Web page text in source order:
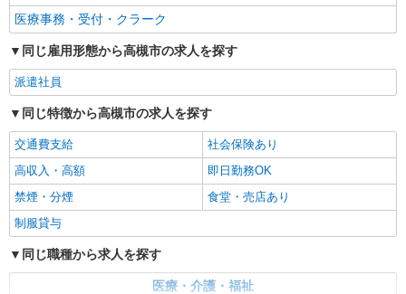
医療事務・受付・クラーク
同じ雇用形態から高槻市の求人を探す
派遣社員
同じ特徴から高槻市の求人を探す
交通費支給
社会保険あり
高収入・高額
即日勤務OK
禁煙・分煙
食堂・売店あり
制服貸与
同じ職種から求人を探す
医療・介護・福祉